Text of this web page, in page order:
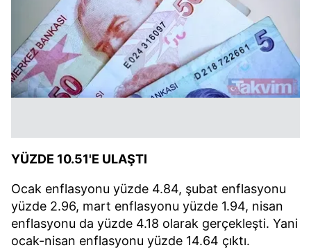
YÜZDE 10.51'E ULAŞTI
Ocak enflasyonu yüzde 4.84, şubat enflasyonu
yüzde 2.96, mart enflasyonu yüzde 1.94, nisan
enflasyonu da yüzde 4.18 olarak gerçekleşti. Yani
ocak-nisan enflasyonu yüzde 14.64 çıktı.